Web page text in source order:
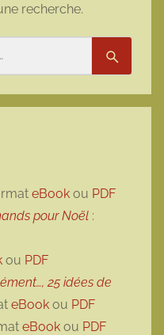
recherche.
eBook ou PDF
pour Noël :
ou PDF
25 idées de
eBook ou PDF
eBook ou PDF